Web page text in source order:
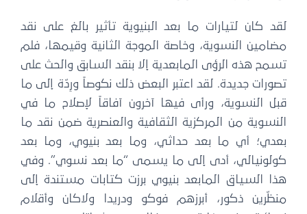
لقد كان لتيارات ما بعد البنيوية تأثير بالغ على نقد
مضامين النسوية، وخاصة الموجة الثانية وقيمها، فلم
تسمح هذه الرؤى المابعدية إلا بنقد السابق والحث على
تصورات جديدة. لقد اعتبر البعض ذلك نكوصاً ورِدّة إلى ما
قبل النسوية، ورأى فيها آخرون آفاقاً لإصلاح ما في
النسوية من المركزية الثقافية والعنصرية ضمن نقد ما
بعدي؛ أي ما بعد حداثي، وما بعد بنيوي، وما بعد
كولونيالي، أدى إلى ما يسمى “ما بعد نسوي”. وفي
هذا السياق المابعد بنيوي برزت كتابات مستندة إلى
منظّرين ذكور، أبرزهم فوكو ودريدا ولاكان وأقلام